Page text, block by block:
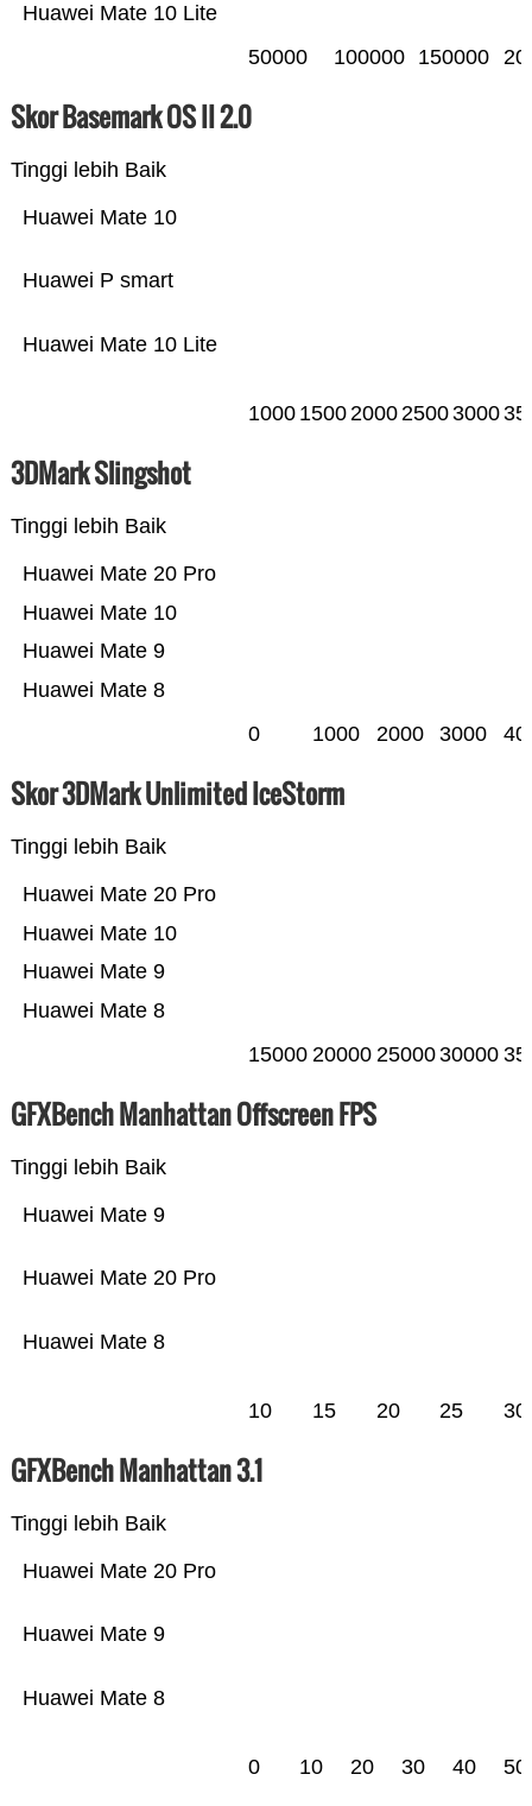
Huawei Mate 10 Lite
50000
100000 150000
Skor Basemark OS II 2.0
Tinggi lebih Baik
Huawei Mate 10 Lite
Huawei P smart
Huawei Mate 10
1000 1500200025003000
3DMark Slingshot
Tinggi lebih Baik
Huawei Mate 8
Huawei Mate 9
Huawei Mate 10
Huawei Mate 20 Pro
0 1000 2000 3000
Skor 3DMark Unlimited IceStorm
Tinggi lebih Baik
Huawei Mate 8
Huawei Mate 9
Huawei Mate 10
Huawei Mate 20 Pro
15000 20000 2500030000
GFXBench Manhattan Offscreen FPS
Tinggi lebih Baik
Huawei Mate 8
Huawei Mate 20 Pro
Huawei Mate 9
10 15 20 25 30
GFXBench Manhattan 3.1
Tinggi lebih Baik
Huawei Mate 8
Huawei Mate 9
Huawei Mate 20 Pro
0 10 20 30 40 50